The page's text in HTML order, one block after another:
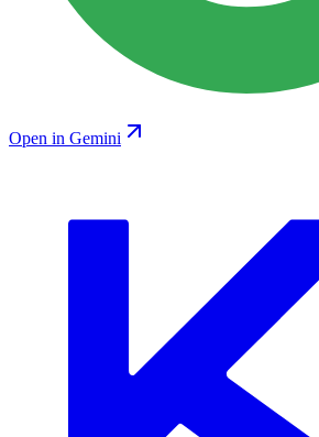
Open in Gemini